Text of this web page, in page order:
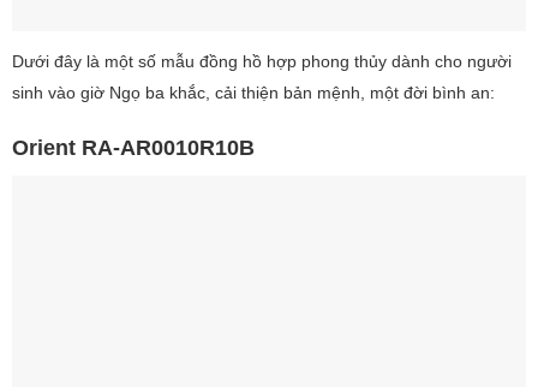
Dưới đây là một số mẫu đồng hồ hợp phong thủy dành cho người
sinh vào giờ Ngọ ba khắc, cải thiện bản mệnh, một đời bình an:
Orient RA-AR0010R10B